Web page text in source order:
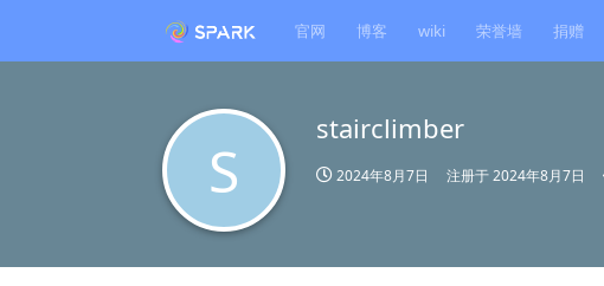
官网 博客 wiki 荣誉墙 捐赠
S
stairclimber
2024年8月7日 注册于2024年8月7日